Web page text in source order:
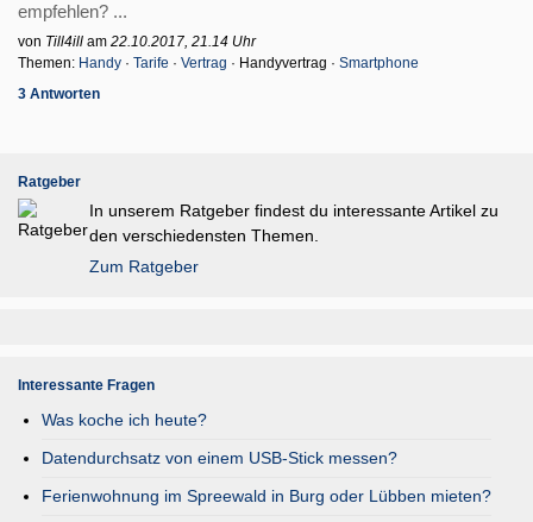
empfehlen? ...
von Till4ill am 22.10.2017, 21.14 Uhr
Themen: Handy · Tarife · Vertrag · Handyvertrag · Smartphone
3 Antworten
Ratgeber
In unserem Ratgeber findest du interessante Artikel zu
den verschiedensten Themen.
Zum Ratgeber
Interessante Fragen
Was koche ich heute?
Datendurchsatz von einem USB-Stick messen?
Ferienwohnung im Spreewald in Burg oder Lübben mieten?